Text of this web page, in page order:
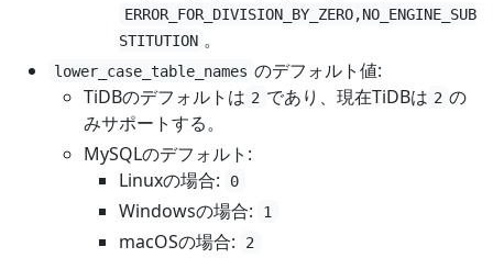
ERROR_FOR_DIVISION_BY_ZERO,NO_ENGINE_SUB
STITUTION 。
lower_case_table_names のデフォルト値:
TiDBのデフォルトは 2 であり、現在TiDBは 2 の
みサポートする。
MySQLのデフォルト:
Linuxの場合:
0
Windowsの場合: 1
macOSの場合:
2